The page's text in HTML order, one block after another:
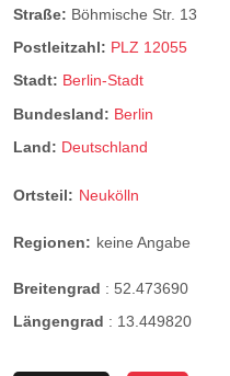
Straße: Böhmische Str. 13
Postleitzahl: PLZ 12055
Stadt: Berlin-Stadt
Bundesland: Berlin
Land: Deutschland
Ortsteil: Neukölln
Regionen: keine Angabe
Breitengrad : 52.473690
Längengrad : 13.449820